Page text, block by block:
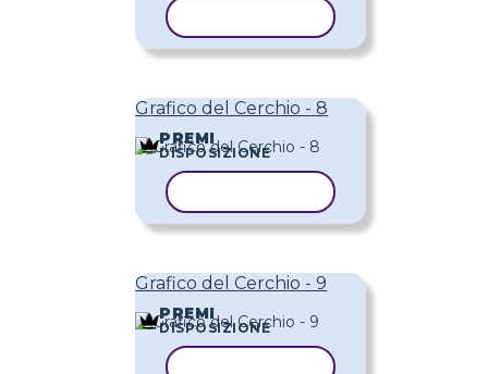
Grafico del Cerchio - 8
PREMI
DISPOSIZIONE
Grafico del Cerchio - 9
PREMI
DISPOSIZIONE